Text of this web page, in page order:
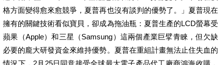
格方面變得愈來愈競爭，夏普再也沒有談判的優勢了。」夏普現在
擁有的關鍵技術看似寶貝，卻成為拖油瓶：夏普生產的LCD螢幕受
蘋果（Apple）和三星（Samsung）這兩個產業巨擘青睞，但欠缺
必要的龐大研發資金來維持優勢。夏普在重組計畫無法止住失血的
情況下，2月25日同意接受全球最大電子產品代工廠商鴻海收購，